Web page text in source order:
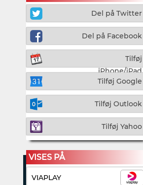
Del på Twitter
Del på Facebook
Tilføj
iPhone/iPad
Tilføj Google
Tilføj Outlook
Tilføj Yahoo
VISES PÅ
VIAPLAY